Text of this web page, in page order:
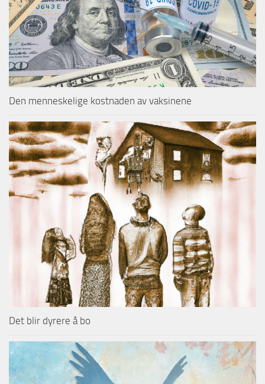
Den menneskelige kostnaden av vaksinene
Det blir dyrere å bo